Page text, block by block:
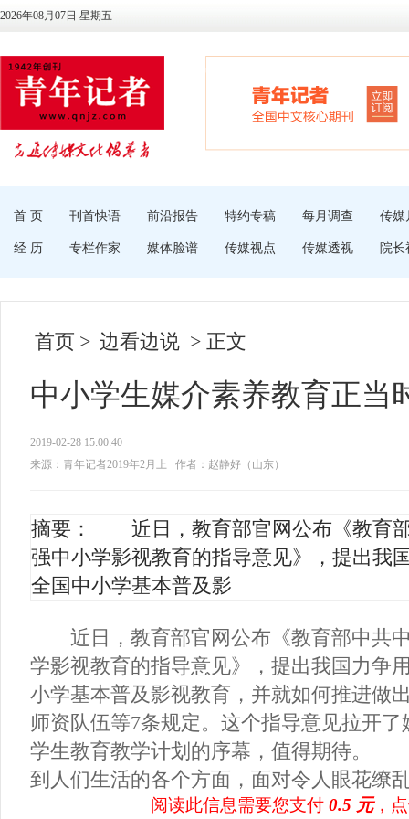
2026年08月07日 星期五
首 页 刊首快语 前沿报告 特约专稿 每月调查 传媒
经 历 专栏作家 媒体脸谱 传媒视点 传媒透视 院长
首页 > 边看边说 > 正文
中小学生媒介素养教育正当
2019-02-28 15:00:40
来源：青年记者2019年2月上
作者：赵静好（山东）
摘要： 近日，教育部官网公布《教育部
强中小学影视教育的指导意见》，提出我
全国中小学基本普及影
近日，教育部官网公布《教育部中共
学影视教育的指导意见》，提出我国力争
小学基本普及影视教育，并就如何推进做
师资队伍等7条规定。这个指导意见拉开
学生教育教学计划的序幕，值得期待。
到人们生活的各个方面，面对令人眼花缭
阅读此信息需要您支付 0.5 元，